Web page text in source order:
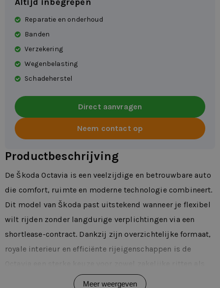
Reparatie en onderhoud
Banden
Verzekering
Wegenbelasting
Schadeherstel
Direct aanvragen
Neem contact op
Productbeschrijving
De Škoda Octavia is een veelzijdige en betrouwbare auto
die comfort, ruimte en moderne technologie combineert.
Dit model van Škoda past uitstekend wanneer je flexibel
wilt rijden zonder langdurige verplichtingen via een
shortlease-contract. Dankzij zijn overzichtelijke formaat,
royale interieur en efficiënte rijeigenschappen is de
privégebruik. In het dagelijkse gebruik merk je direct
Meer weergeven